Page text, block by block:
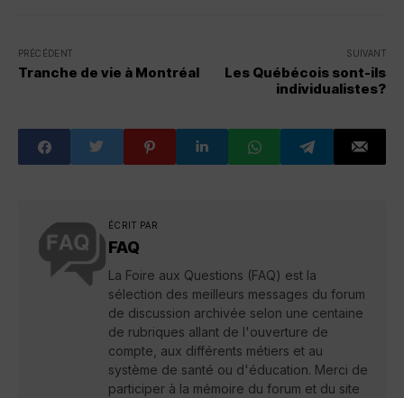
PRÉCÉDENT
Tranche de vie à Montréal
SUIVANT
Les Québécois sont-ils
individualistes?
ÉCRIT PAR
FAQ
La Foire aux Questions (FAQ) est la
sélection des meilleurs messages du forum
de discussion archivée selon une centaine
de rubriques allant de l'ouverture de
compte, aux différents métiers et au
système de santé ou d'éducation. Merci de
participer à la mémoire du forum et du site